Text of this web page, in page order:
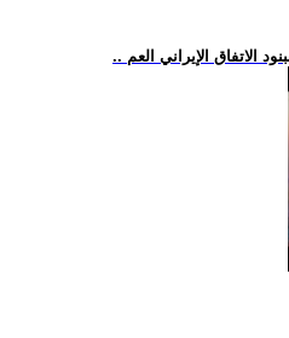
الاتفاق الإيراني العم